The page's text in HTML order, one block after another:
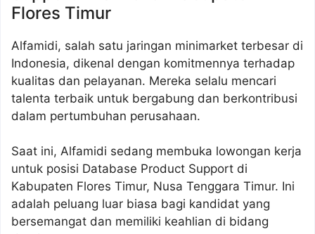
Flores Timur
Alfamidi, salah satu jaringan minimarket terbesar di
Indonesia, dikenal dengan komitmennya terhadap
kualitas dan pelayanan. Mereka selalu mencari
talenta terbaik untuk bergabung dan berkontribusi
dalam pertumbuhan perusahaan.
Saat ini, Alfamidi sedang membuka lowongan kerja
untuk posisi Database Product Support di
Kabupaten Flores Timur, Nusa Tenggara Timur. Ini
adalah peluang luar biasa bagi kandidat yang
bersemangat dan memiliki keahlian di bidang